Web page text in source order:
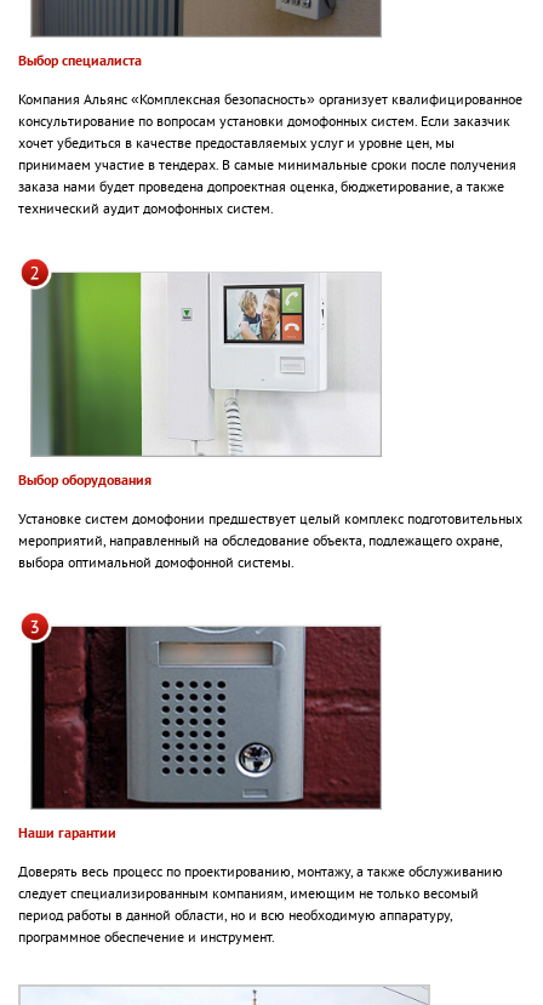
Выбор специалиста
Компания Альянс «Комплексная безопасность» организует квалифицированное
консультирование по вопросам установки домофонных систем. Если заказчик
хочет убедиться в качестве предоставляемых услуг и уровне цен, мы
принимаем участие в тендерах. В самые минимальные сроки после получения
заказа нами будет проведена допроектная оценка, бюджетирование, а также
технический аудит домофонных систем.
Выбор оборудования
Установке систем домофонии предшествует целый комплекс подготовительных
мероприятий, направленный на обследование объекта, подлежащего охране,
выбора оптимальной домофонной системы.
Наши гарантии
Доверять весь процесс по проектированию, монтажу, а также обслуживанию
следует специализированным компаниям, имеющим не только весомый
период работы в данной области, но и всю необходимую аппаратуру,
программное обеспечение и инструмент.